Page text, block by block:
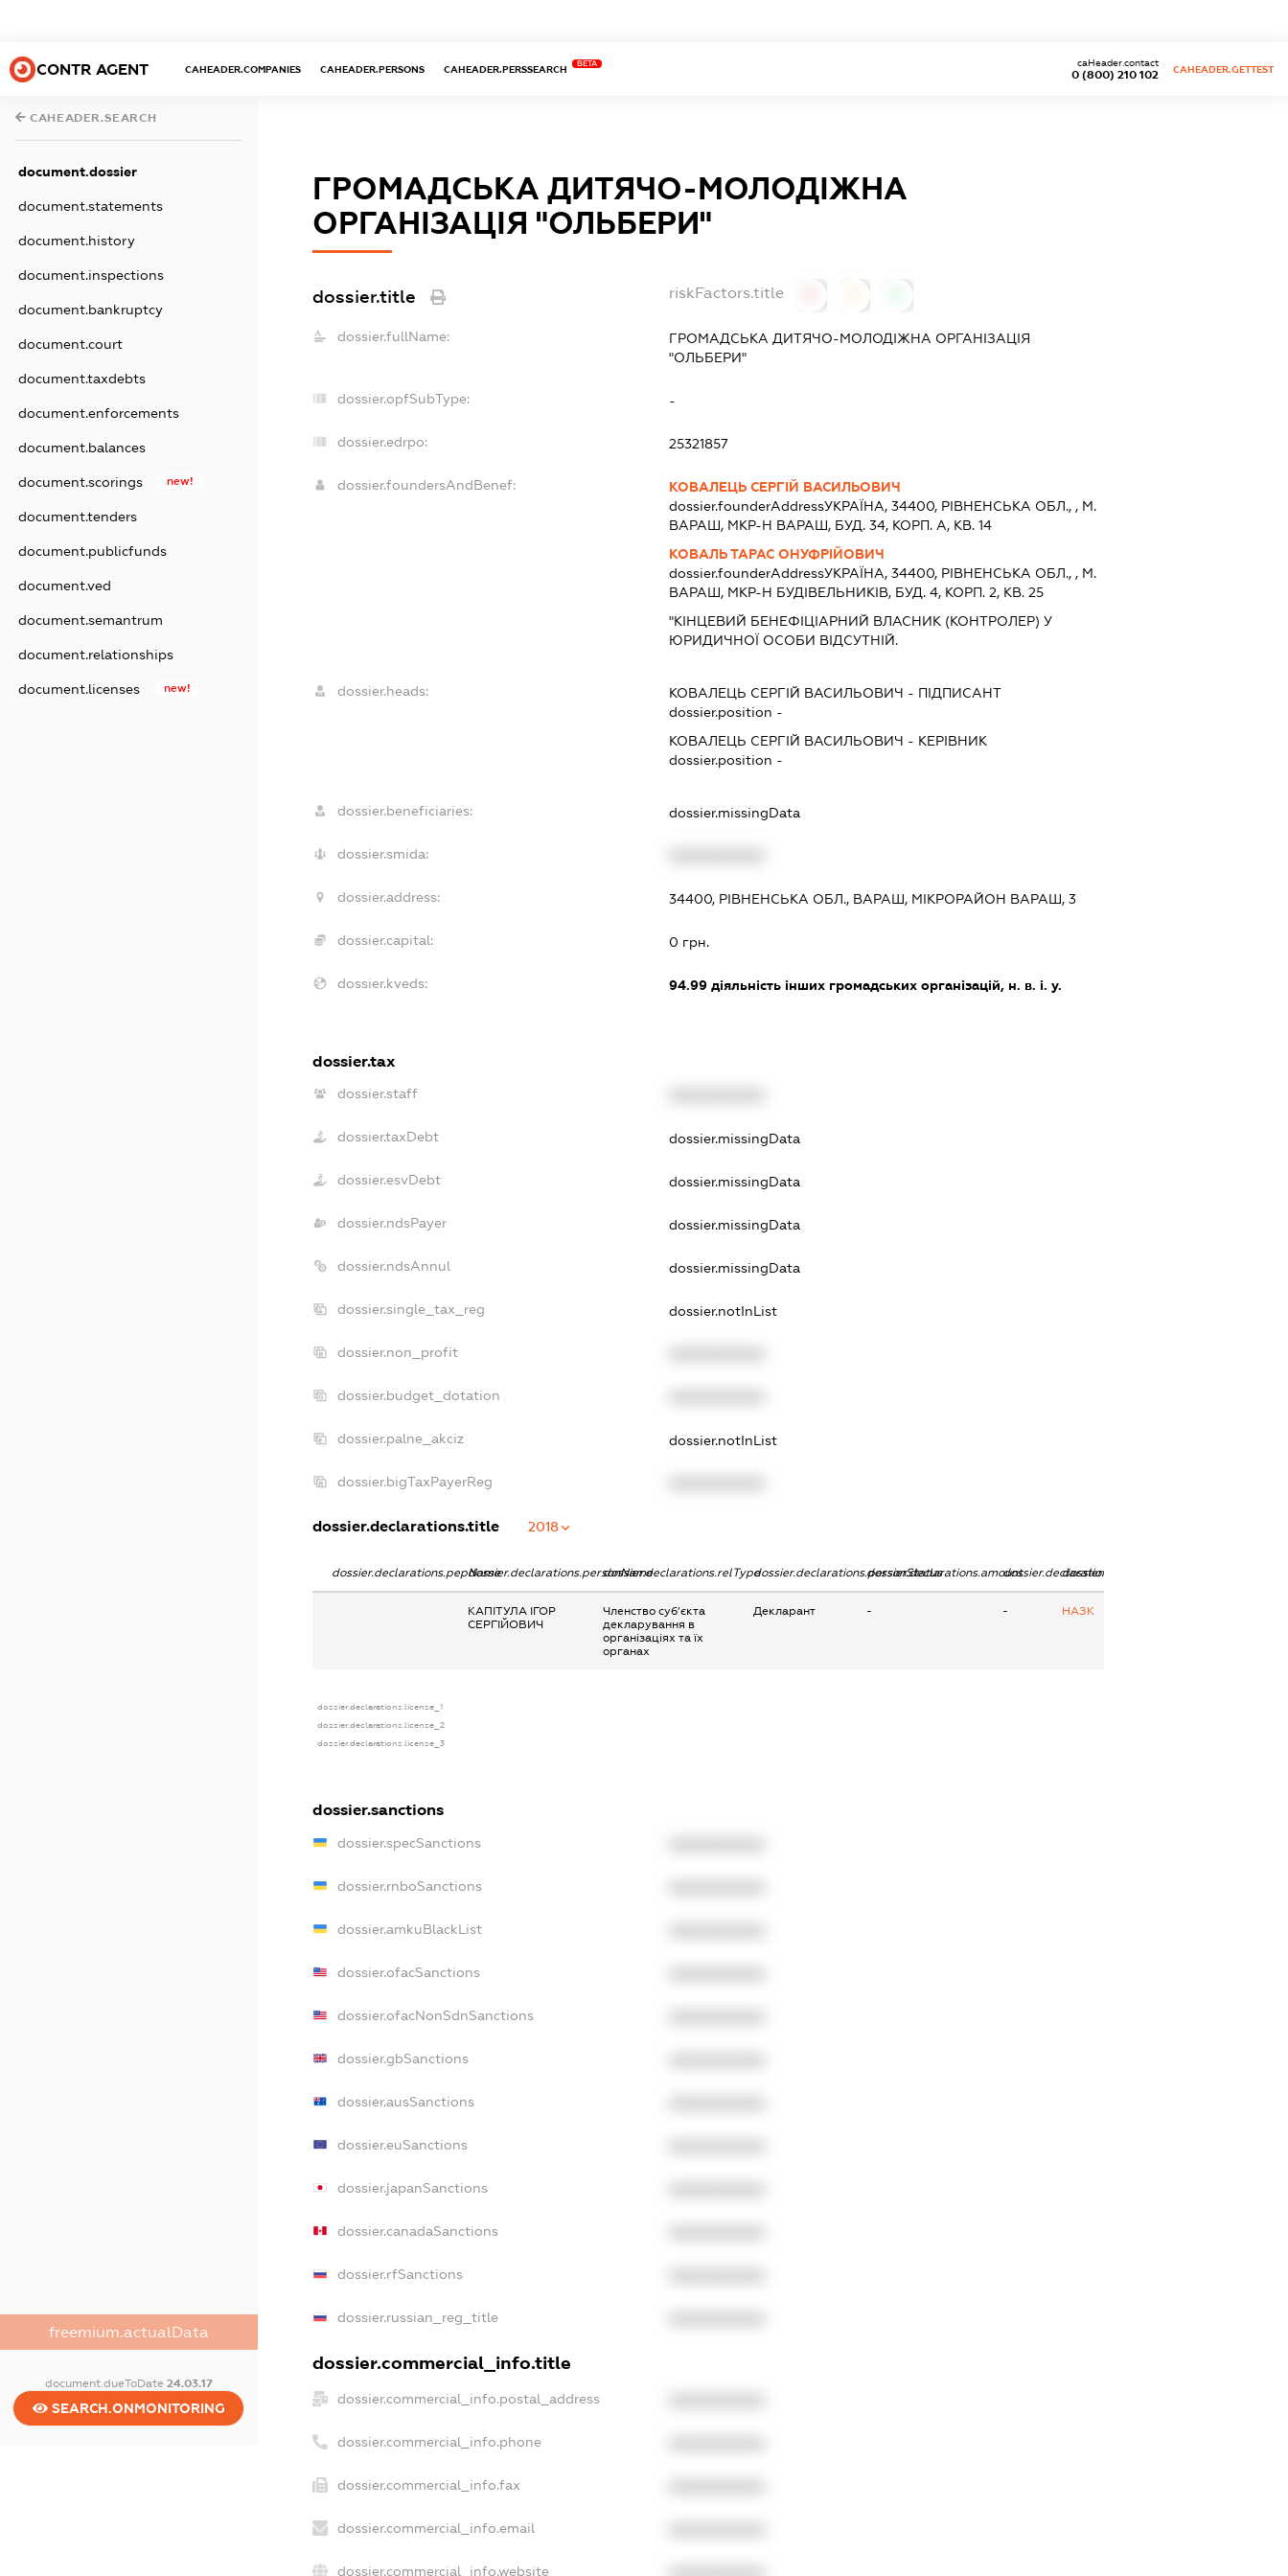
CONTR AGENT CAHEADER.COMPANIES CAHEADER.PERSONS CAHEADER.PERSSEARCH
BETA
0 (800) 210 102
caHeader.contact
CAHEADER.GETTEST
CAHEADER.SEARCH
document.dossier
document.statements
document.history
document.inspections
document.bankruptcy
document.court
document.taxdebts
document.enforcements
document.balances
document.scorings new!
document.tenders
document.publicfunds
document.ved
document.semantrum
document.relationships
document.licenses new!
freemium.actualData
document.dueToDate 24.03.17
SEARCH.ONMONITORING
ГРОМАДСЬКА ДИТЯЧО-МОЛОДIЖНА
ОРГАНIЗАЦIЯ "ОЛЬБЕРИ"
dossier.title riskFactors.title
dossier.fullName:
ГРОМАДСЬКА ДИТЯЧО-МОЛОДIЖНА ОРГАНIЗАЦIЯ
"ОЛЬБЕРИ"
dossier.opfSubType: -
dossier.edrpo: 25321857
dossier.foundersAndBenef:
КОВАЛЕЦЬ СЕРГІЙ ВАСИЛЬОВИЧ
dossier.founderAddressУКРАЇНА, 34400, РIВНЕНСЬКА ОБЛ., , М.
ВАРАШ, МКР-Н ВАРАШ, БУД. 34, КОРП. А, КВ. 14
КОВАЛЬ ТАРАС ОНУФРІЙОВИЧ
dossier.founderAddressУКРАЇНА, 34400, РIВНЕНСЬКА ОБЛ., , М.
ВАРАШ, МКР-Н БУДІВЕЛЬНИКІВ, БУД. 4, КОРП. 2, КВ. 25
"КІНЦЕВИЙ БЕНЕФІЦІАРНИЙ ВЛАСНИК (КОНТРОЛЕР) У
ЮРИДИЧНОЇ ОСОБИ ВІДСУТНІЙ.
dossier.heads: КОВАЛЕЦЬ СЕРГІЙ ВАСИЛЬОВИЧ - ПІДПИСАНТ
dossier.position -
КОВАЛЕЦЬ СЕРГІЙ ВАСИЛЬОВИЧ - КЕРІВНИК
dossier.position -
dossier.beneficiaries: dossier.missingData
dossier.smida:
dossier.address: 34400, РІВНЕНСЬКА ОБЛ., ВАРАШ, МІКРОРАЙОН ВАРАШ, 3
dossier.capital: 0 грн.
dossier.kveds: 94.99діяльність інших громадських організацій, н. в. і. у.
dossier.tax
dossier.staff
dossier.taxDebt dossier.missingData
dossier.esvDebt dossier.missingData
dossier.ndsPayer dossier.missingData
dossier.ndsAnnul dossier.missingData
dossier.single_tax_reg dossier.notInList
dossier.non_profit
dossier.budget_dotation
dossier.palne_akciz dossier.notInList
dossier.bigTaxPayerReg
dossier.declarations.title 2018
dossier.declarations.pepNamedossier.declarations.personNamedossier.declarations.relTypedossier.declarations.personStatusdossier.declarations.amountdossier.declarations.currency
dossier.declarations.source
КАПІТУЛА ІГОР
СЕРГІЙОВИЧ
Членство суб’єкта
декларування в
організаціях та їх
органах
Декларант - - НАЗК
dossier.declarations.license_1
dossier.declarations.license_2
dossier.declarations.license_3
dossier.sanctions
dossier.specSanctions
dossier.rnboSanctions
dossier.amkuBlackList
dossier.ofacSanctions
dossier.ofacNonSdnSanctions
dossier.gbSanctions
dossier.ausSanctions
dossier.euSanctions
dossier.japanSanctions
dossier.canadaSanctions
dossier.rfSanctions
dossier.russian_reg_title
dossier.commercial_info.title
dossier.commercial_info.postal_address
dossier.commercial_info.phone
dossier.commercial_info.fax
dossier.commercial_info.email
dossier.commercial_info.website